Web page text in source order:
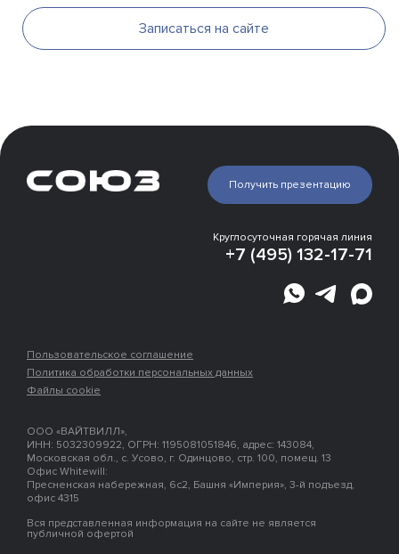
Записаться на сайте
Инфраструктура
Эксперты о проекте
Круглосуточная горячая линия
+7 (495) 132-17-71
Получить презентацию
Пользовательское соглашение
Политика обработки персональных данных
Файлы cookie
ООО «ВАЙТВИЛЛ»,
ИНН: 5032309922, ОГРН: 1195081051846, адрес: 143084,
Московская обл., с. Усово, г. Одинцово, стр. 100, помещ. 13
Офис Whitewill:
Пресненская набережная, 6с2, Башня «Империя», 3-й подъезд,
офис 4315
Вся представленная информация на сайте не является
публичной офертой